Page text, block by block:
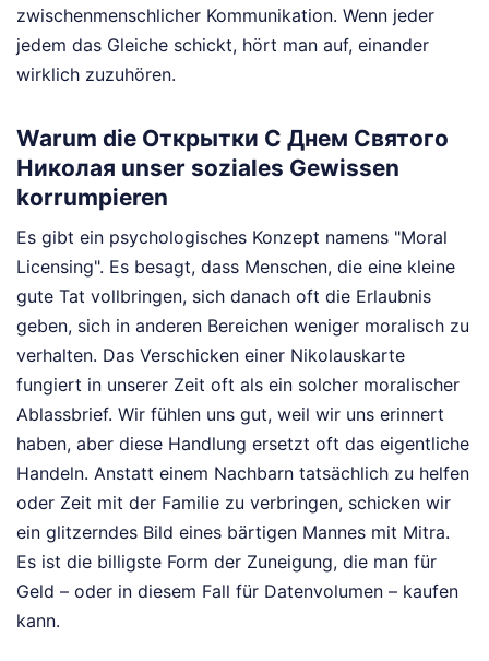
zwischenmenschlicher Kommunikation. Wenn jeder
jedem das Gleiche schickt, hört man auf, einander
wirklich zuzuhören.
Warum die Открытки С Днем Святого
Николая unser soziales Gewissen
korrumpieren
Es gibt ein psychologisches Konzept namens "Moral
Licensing". Es besagt, dass Menschen, die eine kleine
gute Tat vollbringen, sich danach oft die Erlaubnis
geben, sich in anderen Bereichen weniger moralisch zu
verhalten. Das Verschicken einer Nikolauskarte
fungiert in unserer Zeit oft als ein solcher moralischer
Ablassbrief. Wir fühlen uns gut, weil wir uns erinnert
haben, aber diese Handlung ersetzt oft das eigentliche
Handeln. Anstatt einem Nachbarn tatsächlich zu helfen
oder Zeit mit der Familie zu verbringen, schicken wir
ein glitzerndes Bild eines bärtigen Mannes mit Mitra.
Es ist die billigste Form der Zuneigung, die man für
Geld – oder in diesem Fall für Datenvolumen – kaufen
kann.